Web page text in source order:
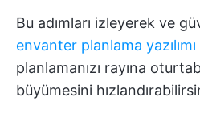
Bu adımları izleyerek ve
envanter planlama yazılımı
planlamanızı rayına
büyümesini